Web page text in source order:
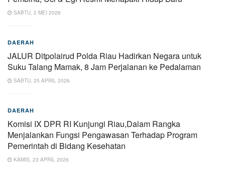
SABTU, 2 MEI 2026
DAERAH
JALUR Ditpolairud Polda Riau Hadirkan Negara untuk
Suku Talang Mamak, 8 Jam Perjalanan ke Pedalaman
SABTU, 25 APRIL 2026
DAERAH
Komisi IX DPR RI Kunjungi Riau,Dalam Rangka
Menjalankan Fungsi Pengawasan Terhadap Program
Pemerintah di Bidang Kesehatan
KAMIS, 23 APRIL 2026